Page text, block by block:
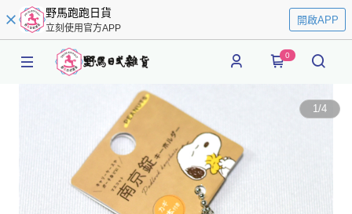
野馬跑跑日貨
立刻使用官方APP
開啟APP
0
1/4